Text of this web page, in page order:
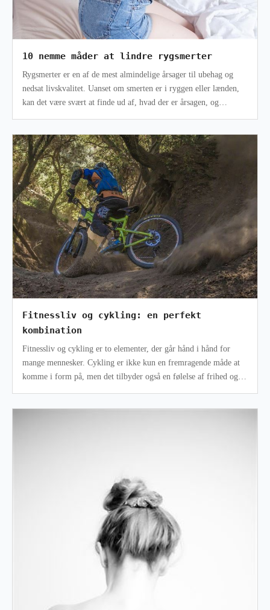
10 nemme måder at lindre rygsmerter
Rygsmerter er en af de mest almindelige årsager til ubehag og
nedsat livskvalitet. Uanset om smerten er i ryggen eller lænden,
kan det være svært at finde ud af, hvad der er årsagen, og
Fitnessliv og cykling: en perfekt
kombination
Fitnessliv og cykling er to elementer, der går hånd i hånd for
mange mennesker. Cykling er ikke kun en fremragende måde at
komme i form på, men det tilbyder også en følelse af frihed og